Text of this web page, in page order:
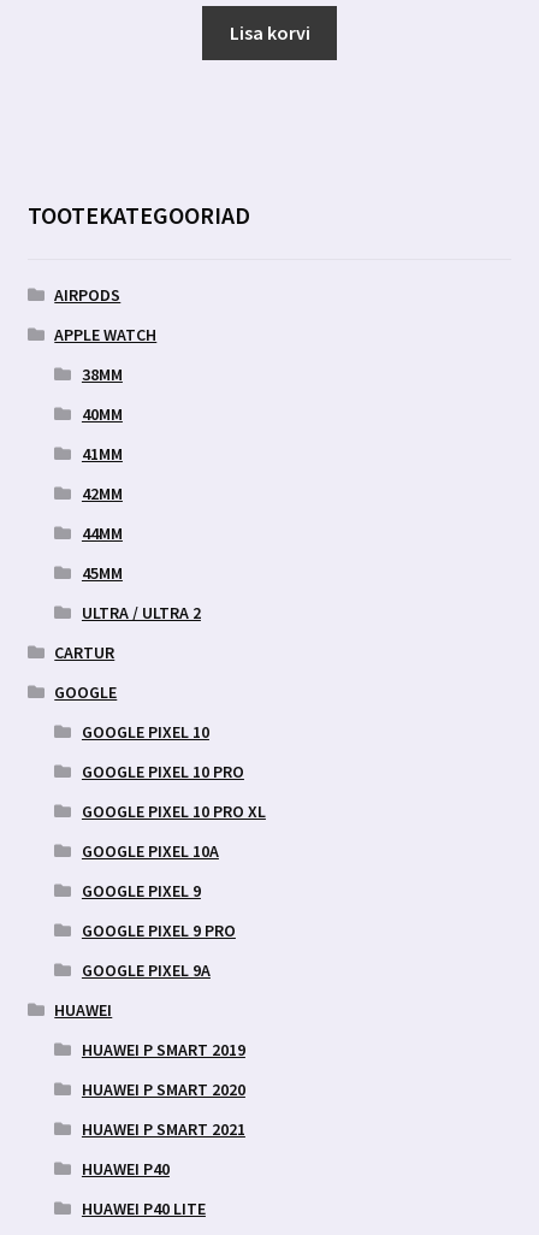
oli:
6.00 €. 2.99 €.
Lisa korvi
TOOTEKATEGOORIAD
AIRPODS
APPLE WATCH
38MM
40MM
41MM
42MM
44MM
45MM
ULTRA / ULTRA 2
CARTUR
GOOGLE
GOOGLE PIXEL 10
GOOGLE PIXEL 10 PRO
GOOGLE PIXEL 10 PRO XL
GOOGLE PIXEL 10A
GOOGLE PIXEL 9
GOOGLE PIXEL 9 PRO
GOOGLE PIXEL 9A
HUAWEI
HUAWEI P SMART 2019
HUAWEI P SMART 2020
HUAWEI P SMART 2021
HUAWEI P40
HUAWEI P40 LITE